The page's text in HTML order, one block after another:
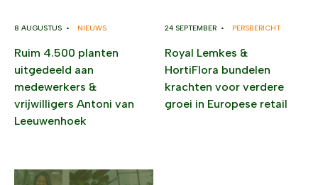
8 AUGUSTUS • NIEUWS
Ruim 4.500 planten
uitgedeeld aan
medewerkers &
vrijwilligers Antoni van
Leeuwenhoek
24 SEPTEMBER • PERSBERICHT
Royal Lemkes &
HortiFlora bundelen
krachten voor verdere
groei in Europese retail